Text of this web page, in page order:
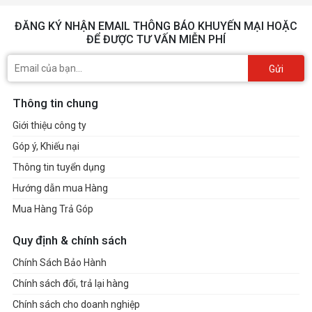
Quạt tản nhiệt công nghệ hướng trục (Axial-tech fans) giúp
luồng không khí mạnh hơn 23% so với thế hệ trước đó. Nhờ vào
cải tiến này, Asus ROG Strix RTX 4090 OC Edition 24GB mát hơn
Thiết kế độc đáo từng chi tiết được gia công tỉ mỉ
Dòng card đồ họa thuộc series RTX 4090 được ASUS trang bị
một thiết kế vô cùng độc đáo và hầm hố. Thiết kế đậm chất
gaming được gia công vô cùng tỉ mỉ tạo nên vẻ đẹp ấn tượng
Kết hợp với đó là dãy đèn LED RGB giúp dòng VGA từ ASUS
ĐĂNG KÝ NHẬN EMAIL THÔNG BÁO KHUYẾN MẠI HOẶC
ĐỂ ĐƯỢC TƯ VẤN MIỄN PHÍ
Gửi
Thông tin chung
Giới thiệu công ty
Góp ý, Khiếu nại
Thông tin tuyển dụng
Hướng dẫn mua Hàng
Mua Hàng Trả Góp
Quy định & chính sách
Chính Sách Bảo Hành
Chính sách đổi, trả lại hàng
Chính sách cho doanh nghiệp